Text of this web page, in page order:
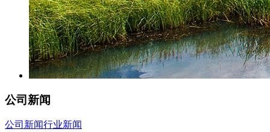
公司新闻
公司新闻行业新闻